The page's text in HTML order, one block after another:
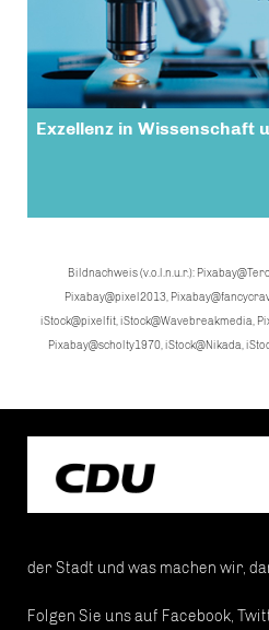
Exzellenz in Wissenschaft
Bildnachweis (v.o.l.n.u.r.):
Pixabay@pixel2013,
iStock@pixelfit, iStock@Wavebreakmedia,
Pixabay@scholty1970, iStock@Nikada,
der Stadt und was machen wir,
Folgen Sie uns auf Facebook,